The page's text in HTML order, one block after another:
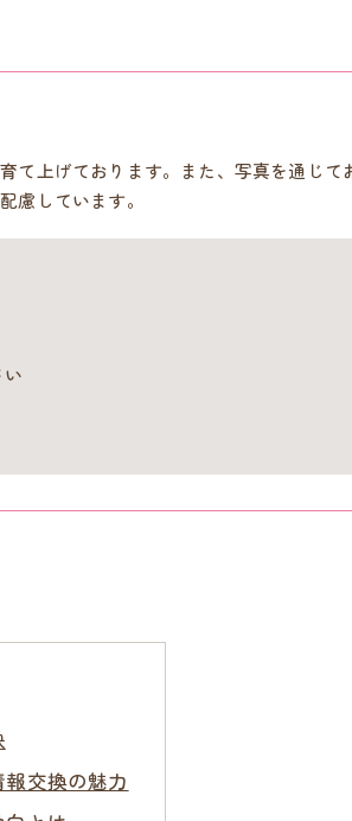
て上げております。また、写真を通じて
慮しています。
交換の魅力